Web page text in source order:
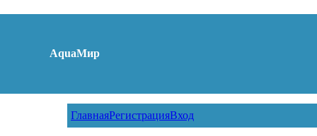
AquaМир
ГлавнаяРегистрацияВход